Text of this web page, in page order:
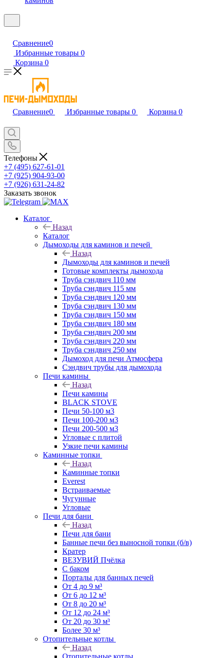
Сравнение0
Избранные товары 0
Корзина 0
Сравнение0 Избранные товары 0 Корзина 0
Телефоны
+7 (495) 627-61-01
+7 (925) 904-93-00
+7 (926) 631-24-82
Заказать звонок
Каталог
Назад
Каталог
Дымоходы для каминов и печей
Назад
Дымоходы для каминов и печей
Готовые комплекты дымохода
Труба сэндвич 110 мм
Труба сэндвич 115 мм
Труба сэндвич 120 мм
Труба сэндвич 130 мм
Труба сэндвич 150 мм
Труба сэндвич 180 мм
Труба сэндвич 200 мм
Труба сэндвич 220 мм
Труба сэндвич 250 мм
Дымоход для печи Атмосфера
Сэндвич трубы для дымохода
Печи камины
Назад
Печи камины
BLACK STOVE
Печи 50-100 м3
Печи 100-200 м3
Печи 200-500 м3
Угловые с плитой
Узкие печи камины
Каминные топки
Назад
Каминные топки
Everest
Встраиваемые
Чугунные
Угловые
Печи для бани
Назад
Печи для бани
Банные печи без выносной топки (б/в)
Кратер
ВЕЗУВИЙ Пчёлка
С баком
Порталы для банных печей
От 4 до 9 м³
От 6 до 12 м³
От 8 до 20 м³
От 12 до 24 м³
От 20 до 30 м³
Более 30 м³
Отопительные котлы
Назад
Отопительные котлы